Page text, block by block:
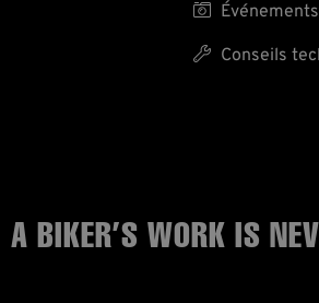
 Événements
 Conseils
A BIKER’S WORK IS